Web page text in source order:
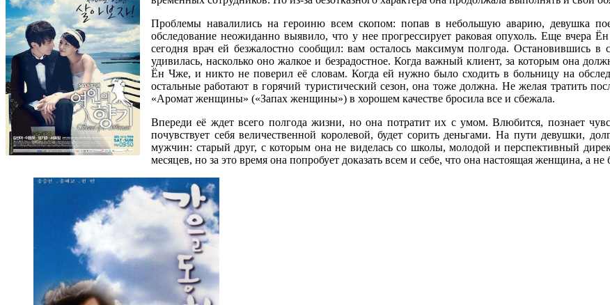
Проблемы навалились на героиню всем скопом: попав в небольшую аварию, девушка
обследование неожиданно выявило, что у нее прогрессирует раковая опухоль. Еще
сегодня врач ей безжалостно сообщил: вам осталось максимум полгода. Остановившись в
удивилась, насколько оно жалкое и безрадостное. Когда важный клиент, за которым она
Ён Чже, и никто не поверил её словам. Когда ей нужно было сходить в больницу на
остальные работают в горячий туристический сезон, она тоже должна. Не желая тратить
«Аромат женщины» («Запах женщины») в хорошем качестве бросила все и сбежала.
Впереди её ждет всего полгода жизни, но она потратит их с умом. Влюбится, познает
почувствует себя величественной королевой, будет сорить деньгами. На пути девушки,
мужчин: старый друг, с которым она не виделась со школы, молодой и перспективный
месяцев, но за это время она попробует доказать всем и себе, что она настоящая женщина, а не